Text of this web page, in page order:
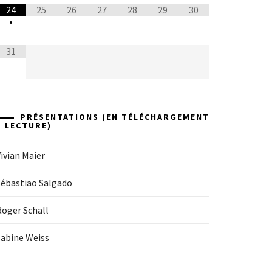
24
•
25 26 27 28 29 30
31
PRÉSENTATIONS (EN TÉLÉCHARGEMENT
LECTURE)
Maier
Salgado
Schall
Weiss